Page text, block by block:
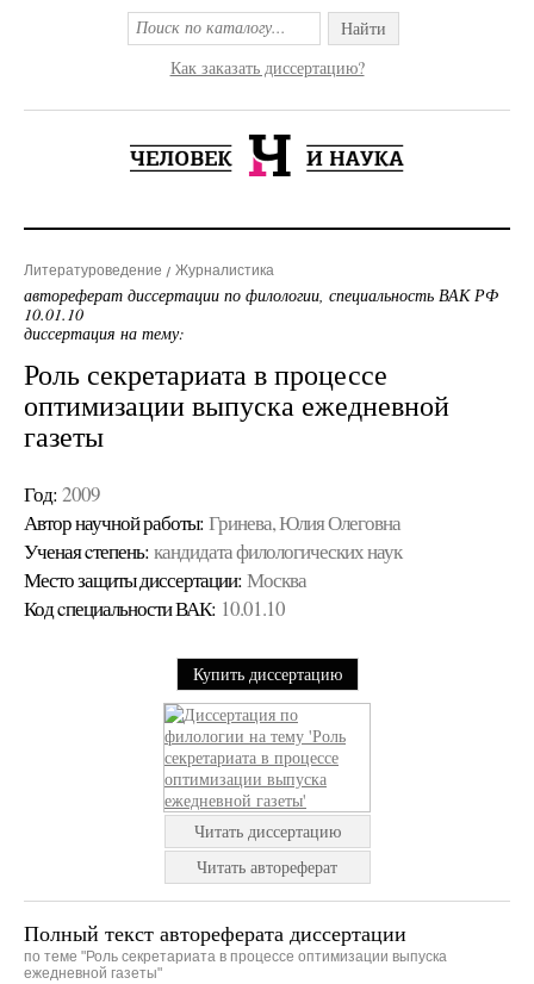
Найти
Как заказать диссертацию?
Литературоведение Журналистика
автореферат диссертации по филологии, специальность ВАК РФ
10.01.10
диссертация на тему:
Роль секретариата в процессе
оптимизации выпуска ежедневной
газеты
Год: 2009
Автор научной работы: Гринева, Юлия Олеговна
Ученая cтепень: кандидата филологических наук
Место защиты диссертации: Москва
Код cпециальности ВАК: 10.01.10
Купить диссертацию
Читать диссертацию
Читать автореферат
Полный текст автореферата диссертации
по теме "Роль секретариата в процессе оптимизации выпуска
ежедневной газеты"